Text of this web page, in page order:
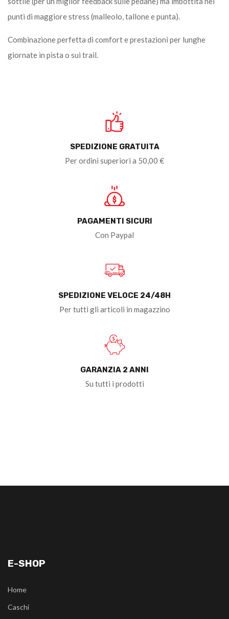
punti di maggiore stress (malleolo, tallone e punta).
Combinazione perfetta di comfort e prestazioni per lunghe
giornate in pista o sui trail.
SPEDIZIONE GRATUITA
Per ordini superiori a 50,00 €
PAGAMENTI SICURI
Con Paypal
SPEDIZIONE VELOCE 24/48H
Per tutti gli articoli in magazzino
GARANZIA 2 ANNI
Su tutti i prodotti
E-SHOP
Home
Caschi